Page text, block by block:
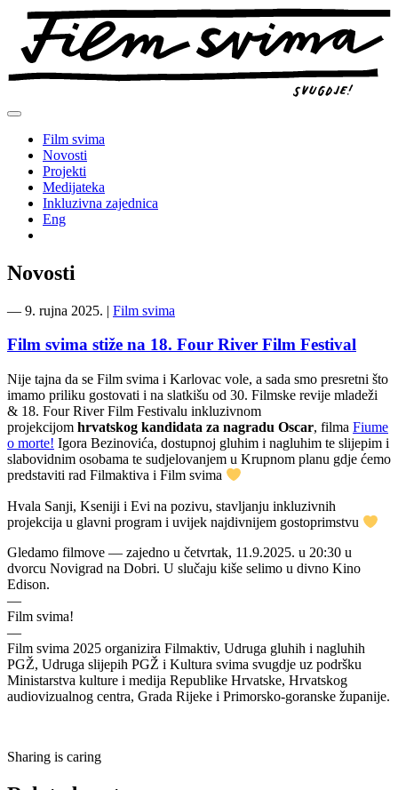
Preskoči
sadržaj
Film svima
Novosti
Projekti
Medijateka
Inkluzivna zajednica
Eng
Novosti
― 9. rujna 2025. | Film svima
Film svima stiže na 18. Four River Film Festival
Nije tajna da se Film svima i Karlovac vole, a sada smo presretni što
imamo priliku gostovati i na slatkišu od 30. Filmske revije mladeži
& 18. Four River Film Festivalu inkluzivnom
projekcijom hrvatskog kandidata za nagradu Oscar, filma Fiume
o morte! Igora Bezinovića, dostupnoj gluhim i nagluhim te slijepim i
slabovidnim osobama te sudjelovanjem u Krupnom planu gdje ćemo
predstaviti rad Filmaktiva i Film svima
Hvala Sanji, Kseniji i Evi na pozivu, stavljanju inkluzivnih
projekcija u glavni program i uvijek najdivnijem gostoprimstvu
Gledamo filmove — zajedno u četvrtak, 11.9.2025. u 20:30 u
dvorcu Novigrad na Dobri. U slučaju kiše selimo u divno Kino
Edison.
—
Film svima!
—
Film svima 2025 organizira Filmaktiv, Udruga gluhih i nagluhih
PGŽ, Udruga slijepih PGŽ i Kultura svima svugdje uz podršku
Ministarstva kulture i medija Republike Hrvatske, Hrvatskog
audiovizualnog centra, Grada Rijeke i Primorsko-goranske županije.
Sharing is caring